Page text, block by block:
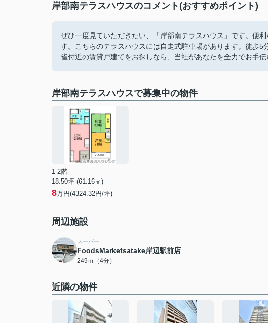
岸部南テラスハウスのコメント(おすすめポイント)
ぜひ一度見ていただきたい、「岸部南テラスハウス」です。便
す。こちらのテラスハウスには自走式駐車場があります。徒歩
雀付近の賃貸戸建てをお探しなら、当社があなたを全力でお手
岸部南テラスハウスで募集中の物件
1-2階
18.50坪 (61.16㎡)
8万円(4324.32円/坪)
周辺施設
スーパー
FoodsMarketsatake岸辺駅前店
249ｍ（4分）
近隣の物件